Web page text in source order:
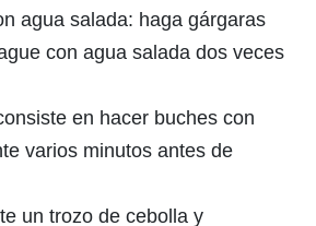
agua salada: haga gárgaras
con agua salada dos veces
en hacer buches con
varios minutos antes de
un trozo de cebolla y